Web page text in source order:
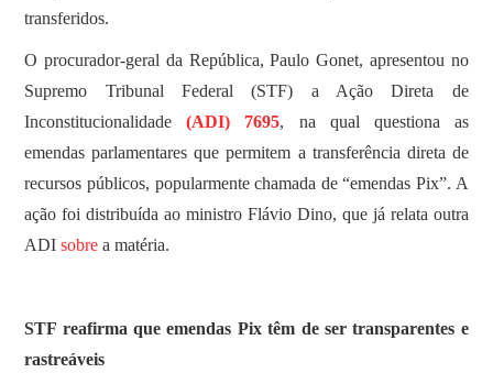
transferidos.
O procurador-geral da República, Paulo Gonet, apresentou no
Supremo Tribunal Federal (STF) a Ação Direta de
Inconstitucionalidade(ADI) 7695, na qual questiona as
emendas parlamentares que permitem a transferência direta de
recursos públicos, popularmente chamada de “emendas Pix”. A
ação foi distribuída ao ministro Flávio Dino, que já relata outra
ADIsobre a matéria.
STF reafirma que emendas Pix têm de ser transparentes e
rastreáveis